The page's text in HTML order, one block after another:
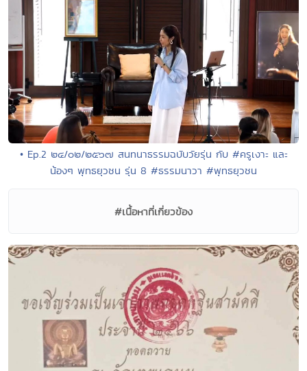
• Ep.2 ๒๔/๐๒/๒๕๖๗ สนทนาธรรมฉบับวัยรุ่น กับ #ครูเงาะ และ
น้องๆ พุทธยุวชน รุ่น 8 #ธรรมนาวา #พุทธยุวชน
#เนื้อหาที่เกี่ยวข้อง